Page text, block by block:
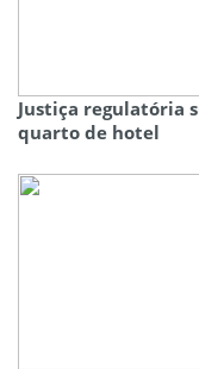
Justiça regulatória
quarto de hotel